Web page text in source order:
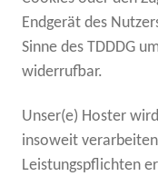
Endgerät des
Sinne des TDDDG
widerrufbar.
Unser(e) Hoster
insoweit
Leistungspflichten